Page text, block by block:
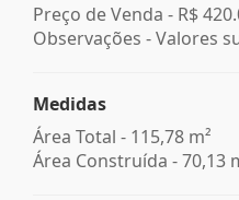
Preço de Venda - R$
Observações - Valores
Medidas
Área Total - 115,78 m²
Área Construída - 70,13